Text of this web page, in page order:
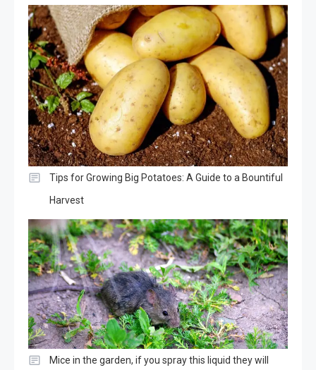
Tips for Growing Big Potatoes: A Guide to a Bountiful
Harvest
Mice in the garden, if you spray this liquid they will